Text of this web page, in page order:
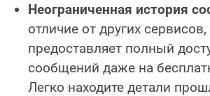
Неограниченная история
отличие от других сервисов,
предоставляет полный
сообщений даже на
Легко находите детали